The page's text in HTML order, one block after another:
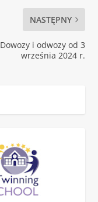
NASTĘPNY
Dowozy i odwozy od 3
września 2024 r.